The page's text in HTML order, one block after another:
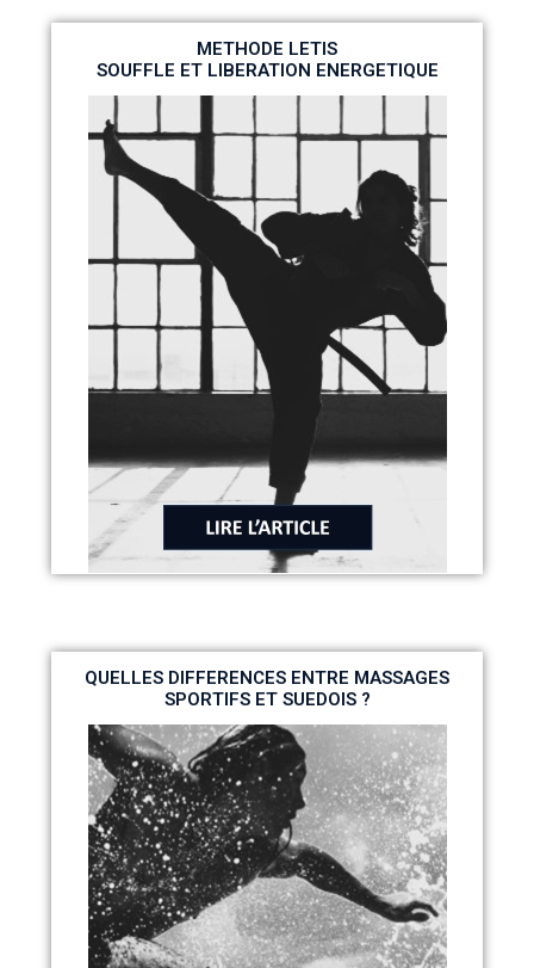
METHODE LETIS
SOUFFLE ET LIBERATION ENERGETIQUE
QUELLES DIFFERENCES ENTRE MASSAGES
SPORTIFS ET SUEDOIS ?